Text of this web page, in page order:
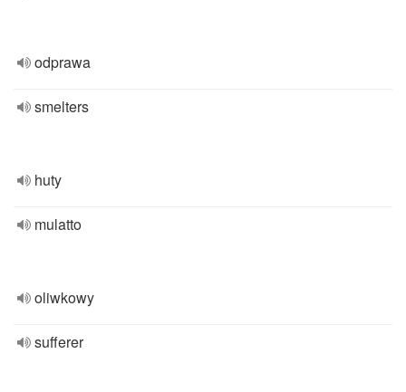
odprawa
smelters
huty
mulatto
oliwkowy
sufferer